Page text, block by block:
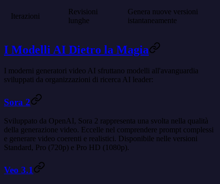
Iterazioni
Revisioni
lunghe
Genera nuove versioni
istantaneamente
I Modelli AI Dietro la Magia
I moderni generatori video AI sfruttano modelli all'avanguardia
sviluppati da organizzazioni di ricerca AI leader:
Sora 2
Sviluppato da OpenAI, Sora 2 rappresenta una svolta nella qualità
della generazione video. Eccelle nel comprendere prompt complessi
e generare video coerenti e realistici. Disponibile nelle versioni
Standard, Pro (720p) e Pro HD (1080p).
Veo 3.1